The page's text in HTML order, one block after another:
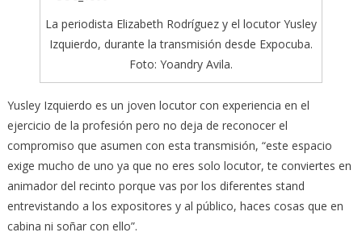
La periodista Elizabeth Rodríguez y el locutor Yusley
Izquierdo, durante la transmisión desde Expocuba.
Foto: Yoandry Avila.
Yusley Izquierdo es un joven locutor con experiencia en el
ejercicio de la profesión pero no deja de reconocer el
compromiso que asumen con esta transmisión, “este espacio
exige mucho de uno ya que no eres solo locutor, te conviertes en
animador del recinto porque vas por los diferentes stand
entrevistando a los expositores y al público, haces cosas que en
cabina ni soñar con ello”.